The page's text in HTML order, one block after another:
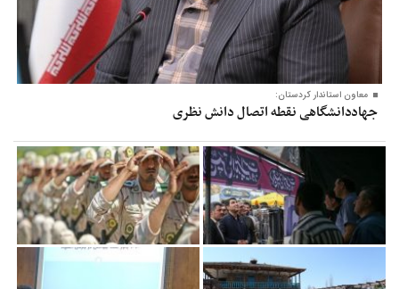
معاون‌ استاندار کردستان:
جهاددانشگاهی نقطه اتصال دانش نظری